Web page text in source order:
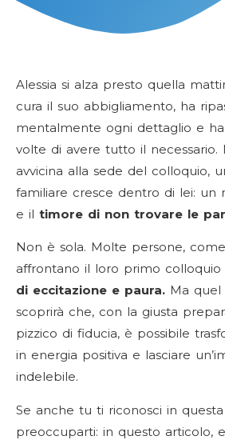
Alessia si alza presto quella
cura il suo abbigliamento, ha
mentalmente ogni dettaglio e
volte di avere tutto il necessario.
avvicina alla sede del colloquio,
familiare cresce dentro di lei: un
e il timore di non trovare le
Non è sola. Molte persone, come
affrontano il loro primo colloquio
di eccitazione e paura. Ma quel
scoprirà che, con la giusta
pizzico di fiducia, è possibile
in energia positiva e lasciare
indelebile.
Se anche tu ti riconosci in
preoccuparti: in questo articolo,